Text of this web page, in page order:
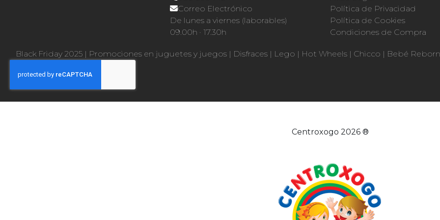
Correo Electrónico
De lunes a viernes (laborables)
09.00h · 17.30h
Política de Privacidad
Política de Cookies
Condiciones de Compra
Black Friday 2025 | Promociones en juguetes y juegos | Disfraces | Lego | Hot Wheels | Chicco | Bebé Reborn
Centroxogo 2026 ®